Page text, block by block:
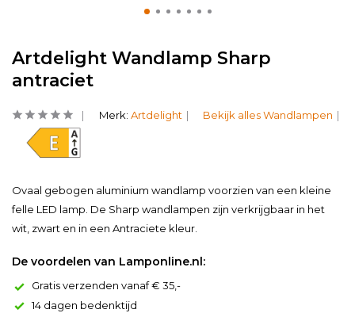
Artdelight Wandlamp Sharp
antraciet
Merk: Artdelight Bekijk alles Wandlampen
Ovaal gebogen aluminium wandlamp voorzien van een kleine
felle LED lamp. De Sharp wandlampen zijn verkrijgbaar in het
wit, zwart en in een Antraciete kleur.
De voordelen van Lamponline.nl:
Gratis verzenden vanaf € 35,-
14 dagen bedenktijd